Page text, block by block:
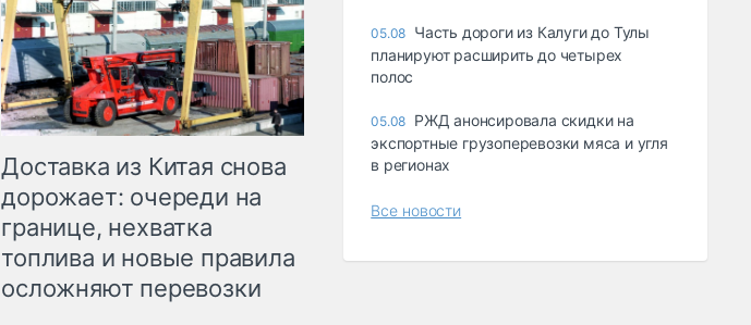
Доставка из Китая снова
дорожает: очереди на
границе, нехватка
топлива и новые правила
осложняют перевозки
05.08 Часть дороги из Калуги до Тулы
планируют расширить до четырех
полос
05.08 РЖД анонсировала скидки на
экспортные грузоперевозки мяса и угля
в регионах
Все новости